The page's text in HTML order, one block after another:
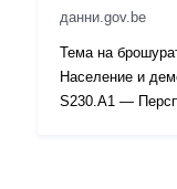
данни.gov.be
Тема на
Население и
S230.A1 —